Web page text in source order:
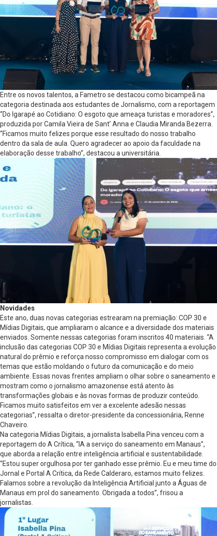
Entre os novos talentos, a Fametro se destacou como bicampeã na
categoria destinada aos estudantes de Jornalismo, com a reportagem
“Do Igarapé ao Cotidiano: O esgoto que ameaça turistas e moradores”,
produzida por Camila Vieira de Sant’ Anna e Claudia Miranda Bezerra.
“Ficamos muito felizes porque esse resultado do nosso trabalho
dentro da sala de aula. Quero agradecer ao apoio da faculdade na
elaboração desse trabalho”, destacou a universitária.
Novidades
Este ano, duas novas categorias estrearam na premiação: COP 30 e
Mídias Digitais, que ampliaram o alcance e a diversidade dos materiais
enviados. Somente nessas categorias foram inscritos 40 materiais. “A
inclusão das categorias COP 30 e Mídias Digitais representa a evolução
natural do prêmio e reforça nosso compromisso em dialogar com os
temas que estão moldando o futuro da comunicação e do meio
ambiente. Essas novas frentes ampliam o olhar sobre o saneamento e
mostram como o jornalismo amazonense está atento às
transformações globais e às novas formas de produzir conteúdo.
Ficamos muito satisfeitos em ver a excelente adesão nessas
categorias”, ressalta o diretor-presidente da concessionária, Renne
Chaveiro.
Na categoria Mídias Digitais, a jornalista Isabella Pina venceu com a
reportagem do A Crítica, “IA a serviço do saneamento em Manaus”,
que aborda a relação entre inteligência artificial e sustentabilidade.
“Estou super orgulhosa por ter ganhado esse prêmio. Eu e meu time do
Jornal e Portal A Crítica, da Rede Calderaro, estamos muito felizes.
Falamos sobre a revolução da Inteligência Artificial junto a Águas de
Manaus em prol do saneamento. Obrigada a todos”, frisou a
jornalistas.